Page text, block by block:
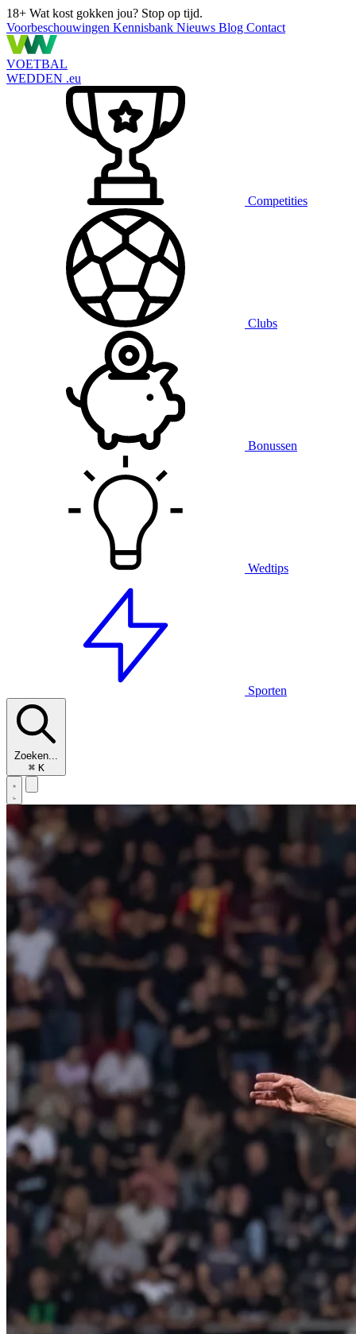
18+ Wat kost gokken jou? Stop op tijd.
Voorbeschouwingen Kennisbank Nieuws Blog Contact
VOETBAL
WEDDEN .eu
Competities
Clubs
Bonussen
Wedtips
Sporten
Zoeken...
⌘ K